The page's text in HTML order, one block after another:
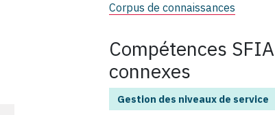
Corpus de connaissances
Compétences SFIA
connexes
Gestion des niveaux de service